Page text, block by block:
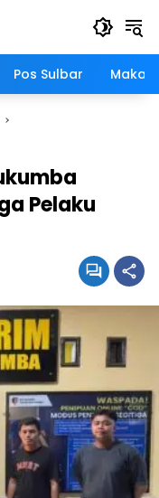
Pos Sulbar
Pelaku